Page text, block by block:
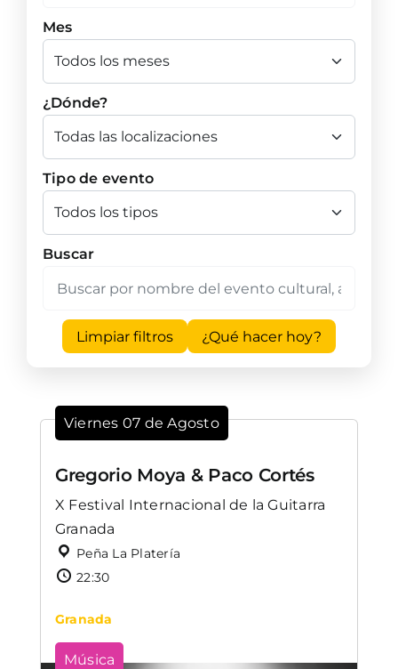
Mes
¿Dónde?
Tipo de evento
Buscar
Limpiar filtros ¿Qué hacer hoy?
Viernes 07 de Agosto
Gregorio Moya & Paco Cortés
X Festival Internacional de la Guitarra
Granada
Peña La Platería
22:30
Granada
Música